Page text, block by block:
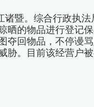
诸暨。综合行政执法
晒的物品进行登记
夺回物品，不停谩
胁。目前该经营户被